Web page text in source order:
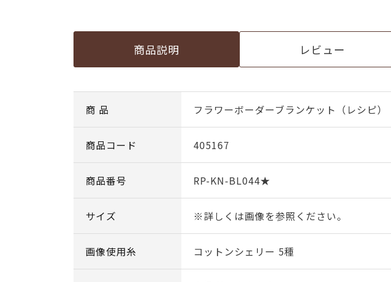
商品説明 レビュー
商 品 フラワーボーダーブランケット（レシピ）
商品コード 405167
商品番号 RP-KN-BL044★
サイズ ※詳しくは画像を参照ください。
画像使用糸 コットンシェリー 5種